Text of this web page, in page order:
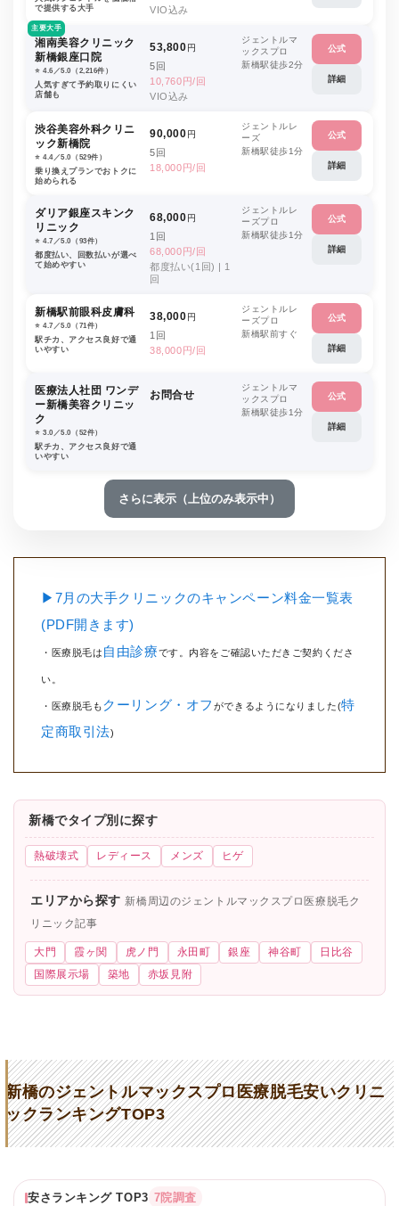
で提供する大手
VIO込み
主要大手
湘南美容クリニック
新橋銀座口院
⭐️ 4.6／5.0（2,216件）
人気すぎて予約取りにくい
店舗も
53,800円
5回
10,760円/回
VIO込み
ジェントルマ
ックスプロ
新橋駅徒歩2分
公式
詳細
渋谷美容外科クリニ
ック新橋院
⭐️ 4.4／5.0（529件）
乗り換えプランでおトクに
始められる
90,000円
5回
18,000円/回
ジェントルレ
ーズ
新橋駅徒歩1分
公式
詳細
ダリア銀座スキンク
リニック
⭐️ 4.7／5.0（93件）
都度払い、回数払いが選べ
て始めやすい
68,000円
1回
68,000円/回
都度払い(1回) | 1
回
ジェントルレ
ーズプロ
新橋駅徒歩1分
公式
詳細
新橋駅前眼科皮膚科
⭐️ 4.7／5.0（71件）
駅チカ、アクセス良好で通
いやすい
38,000円
1回
38,000円/回
ジェントルレ
ーズプロ
新橋駅前すぐ
公式
詳細
医療法人社団 ワンデ
ー新橋美容クリニッ
ク
⭐️ 3.0／5.0（52件）
駅チカ、アクセス良好で通
いやすい
お問合せ
ジェントルマ
ックスプロ
新橋駅徒歩1分
公式
詳細
さらに表示（上位のみ表示中）
▶7月の大手クリニックのキャンペーン料金一覧表
(PDF開きます)
・医療脱毛は 自由診療です。内容をご確認いただきご契約くださ
い。
・医療脱毛も クーリング・オフ ができるようになりました(特
定商取引法)
新橋でタイプ別に探す
熱破壊式 レディース メンズ ヒゲ
エリアから探す 新橋周辺のジェントルマックスプロ医療脱毛ク
リニック記事
大門 霞ヶ関 虎ノ門 永田町 銀座 神谷町
日比谷
国際展示場
築地 赤坂見附
新橋のジェントルマックスプロ医療脱毛安いクリニ
ックランキングTOP3
安さランキング TOP3 7院調査